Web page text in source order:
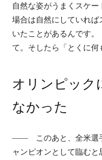
自然な姿がうまくスケ
場合は自然にしていれ
いたことがあるんです
て。そしたら「とくに何
オリンピック
なかった
―― このあと、全米選
ャンピオンとして臨む